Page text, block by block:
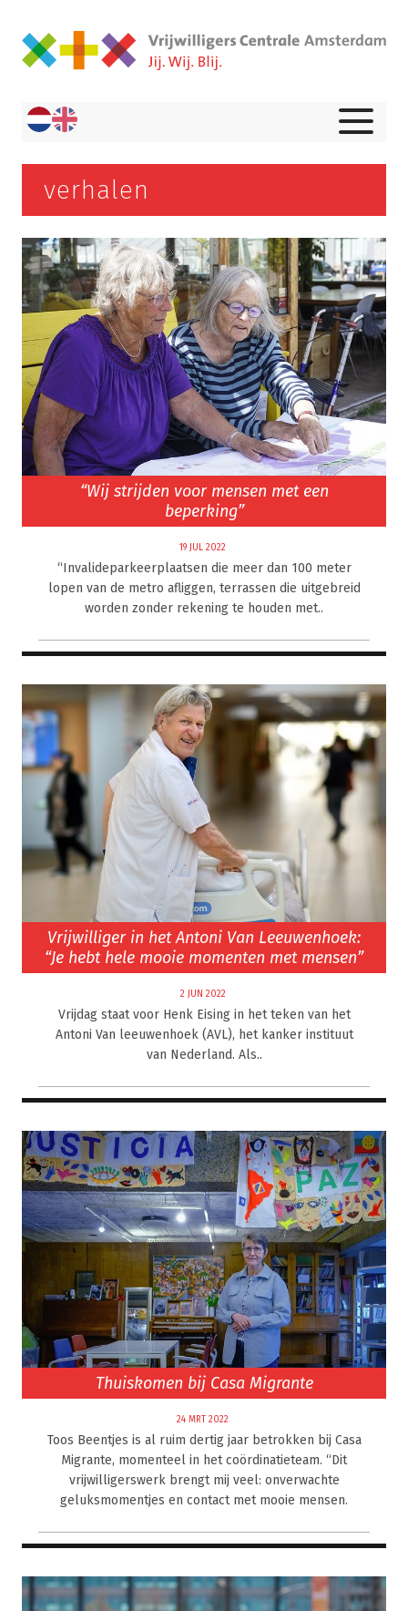
verhalen
“Wij strijden voor mensen met een
beperking”
19 JUL 2022
“Invalideparkeerplaatsen die meer dan 100 meter
lopen van de metro afliggen, terrassen die uitgebreid
worden zonder rekening te houden met..
Vrijwilliger in het Antoni Van Leeuwenhoek:
“Je hebt hele mooie momenten met mensen”
2 JUN 2022
Vrijdag staat voor Henk Eising in het teken van het
Antoni Van leeuwenhoek (AVL), het kanker instituut
van Nederland. Als..
Thuiskomen bij Casa Migrante
24 MRT 2022
Toos Beentjes is al ruim dertig jaar betrokken bij Casa
Migrante, momenteel in het coördinatieteam. “Dit
vrijwilligerswerk brengt mij veel: onverwachte
geluksmomentjes en contact met mooie mensen.